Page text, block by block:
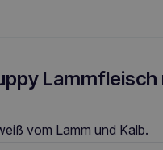
vom Lamm und Kalb.